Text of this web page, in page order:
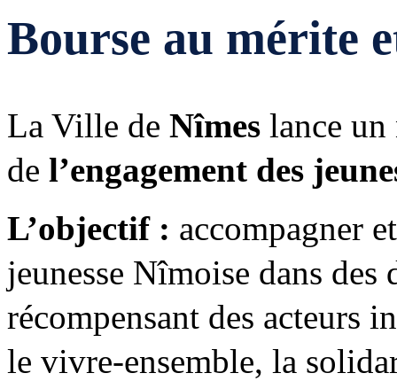
Bourse au mérite
La Ville de Nîmes lance
de l’engagement des
L’objectif : accompagner
jeunesse Nîmoise dans des
récompensant des acteurs
le vivre-ensemble, la